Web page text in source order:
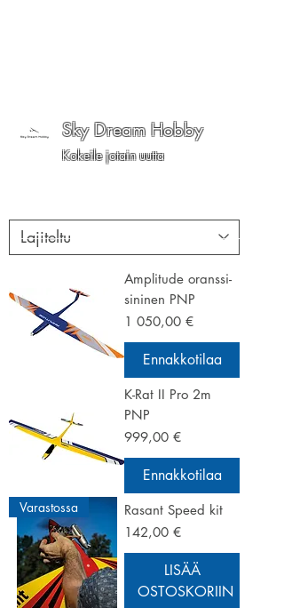
Sky Dream Hobby
Kokeile jotain uutta
Amplitude oranssi-
sininen PNP
Hinta
1 050,00 €
Ennakkotilaa
K-Rat II Pro 2m
PNP
Hinta
999,00 €
Ennakkotilaa
Varastossa
Rasant Speed kit
Hinta
142,00 €
LISÄÄ
OSTOSKORIIN